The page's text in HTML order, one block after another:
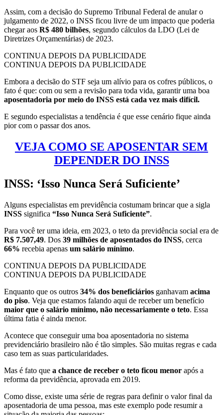
Assim, com a decisão do Supremo Tribunal Federal de anular o
julgamento de 2022, o INSS ficou livre de um impacto que poderia
chegar aos R$ 480 bilhões, segundo cálculos da LDO (Lei de
Diretrizes Orçamentárias) de 2023.
CONTINUA DEPOIS DA PUBLICIDADE
CONTINUA DEPOIS DA PUBLICIDADE
Embora a decisão do STF seja um alívio para os cofres públicos, o
fato é que: com ou sem a revisão para toda vida, garantir uma boa
aposentadoria por meio do INSS está cada vez mais difícil.
E segundo especialistas a tendência é que esse cenário fique ainda
pior com o passar dos anos.
VEJA COMO SE APOSENTAR SEM
DEPENDER DO INSS
INSS: ‘Isso Nunca Será Suficiente’
Alguns especialistas em previdência costumam brincar que a sigla
INSS significa “Isso Nunca Será Suficiente”.
Para você ter uma ideia, em 2023, o teto da previdência social era de
R$ 7.507,49. Dos 39 milhões de aposentados do INSS, cerca
66% recebia apenas um salário mínimo.
CONTINUA DEPOIS DA PUBLICIDADE
CONTINUA DEPOIS DA PUBLICIDADE
Enquanto que os outros 34% dos beneficiários ganhavam acima
do piso. Veja que estamos falando aqui de receber um benefício
maior que o salário mínimo, não necessariamente o teto. Essa
última fatia é ainda menor.
Acontece que conseguir uma boa aposentadoria no sistema
previdenciário brasileiro não é tão simples. São muitas regras e cada
caso tem as suas particularidades.
Mas é fato que a chance de receber o teto ficou menor após a
reforma da previdência, aprovada em 2019.
Como disse, existe uma série de regras para definir o valor final da
aposentadoria de uma pessoa, mas este exemplo pode resumir a